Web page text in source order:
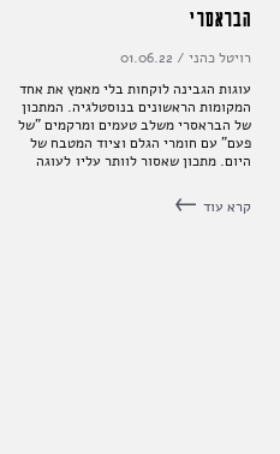
הבראסרי
רויטל כהני /
01.06.22
עוגות הגבינה לוקחות בלי מאמץ את אחד
המקומות הראשונים בנוסטלגיה. המתכון
של הבראסרי משלב טעמים ומרקמים "של
פעם" עם חומרי הגלם וציוד המטבח של
היום. מתכון שאסור לוותר עליו לעוגה
קרא עוד